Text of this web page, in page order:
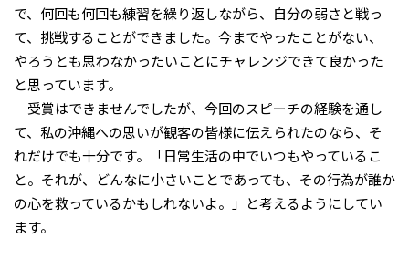
で、何回も何回も練習を繰り返しながら、自分の弱さと戦っ
て、挑戦することができました。今までやったことがない、
やろうとも思わなかったいことにチャレンジできて良かった
と思っています。
受賞はできませんでしたが、今回のスピーチの経験を通し
て、私の沖縄への思いが観客の皆様に伝えられたのなら、そ
れだけでも十分です。「日常生活の中でいつもやっているこ
と。それが、どんなに小さいことであっても、その行為が誰か
の心を救っているかもしれないよ。」と考えるようにしてい
ます。